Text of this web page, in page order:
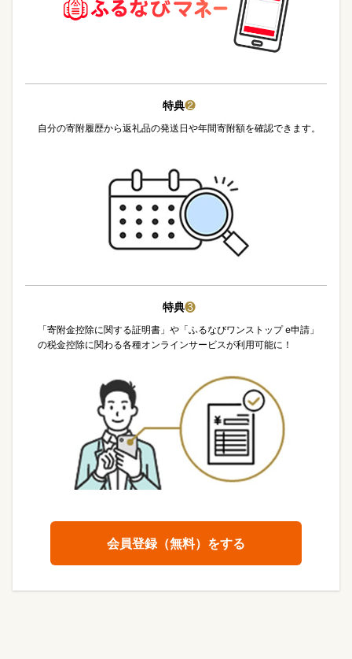
特典❷
自分の寄附履歴から返礼品の発送日や年間寄附額を確認できます。
特典❸
「寄附金控除に関する証明書」や「ふるなびワンストップ e申請」
の税金控除に関わる各種オンラインサービスが利用可能に！
会員登録（無料）をする